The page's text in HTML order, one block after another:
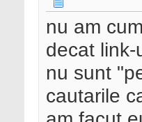
nu am
decat
nu sunt
cautarile